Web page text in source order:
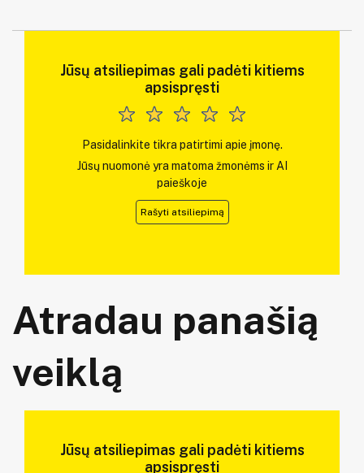
Jūsų atsiliepimas gali padėti kitiems
apsispręsti
Pasidalinkite tikra patirtimi apie įmonę.
Jūsų nuomonė yra matoma žmonėms ir AI
paieškoje
Rašyti atsiliepimą
Atradau panašią
veiklą
Jūsų atsiliepimas gali padėti kitiems
apsispręsti